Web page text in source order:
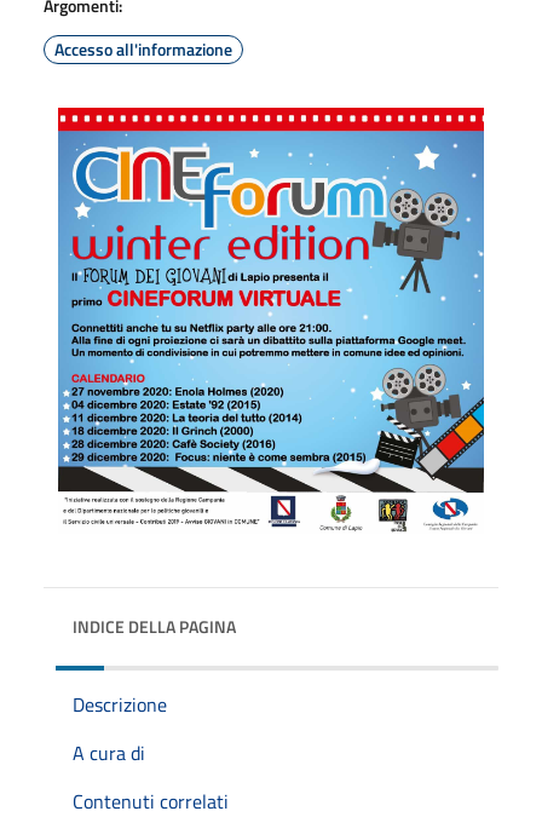
Accesso all'informazione
INDICE DELLA PAGINA
Descrizione
A cura di
Contenuti correlati